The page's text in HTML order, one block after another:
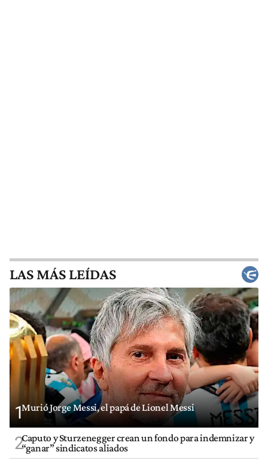
LAS MÁS LEÍDAS
1Murió Jorge Messi, el papá de Lionel Messi
2Caputo y Sturzenegger crean un fondo para indemnizar y
“ganar” sindicatos aliados